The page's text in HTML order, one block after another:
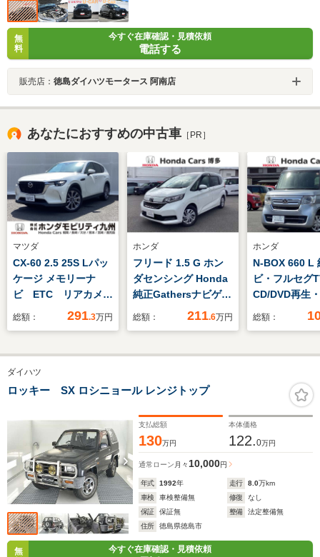
無
料
今すぐ在庫確認・見積依頼
電話する
販売店： 徳島ダイハツモータース 阿南店
あなたにおすすめの中古車 ［PR］
マツダ
CX-60 2.5 25S Lパッ
ケージ メモリーナ
ビ ETC リアカメ
ラ シートヒーター
総額： 291.3万円
ホンダ
フリード 1.5 G ホン
ダセンシング Honda
純正Gathersナビゲー
ション 地デジ タイ
後 両側パワースライ
イト+アクティブコー
ンターテーブル
総額： 211.6万円
ホンダ
N-BOX 660 L
ビ・フルセグ
CD/DVD再生・
Bluetooth・
ンダセンシン
バックテーブ
シートヒータ
総額：
ダイハツ
ロッキー SX ロシニョール レンジトップ
支払総額
130万円
本体価格
122.0万円
通常ローン 月々 10,000円
年式 1992年 走行 8.0万km
車検
車検整備無 修復
なし
保証
保証無 整備
法定整備無
住所
徳島県徳島市
無
今すぐ在庫確認・見積依頼